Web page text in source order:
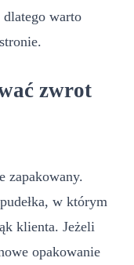
dlatego warto
zwrot
zapakowany.
w którym
klienta. Jeżeli
opakowanie